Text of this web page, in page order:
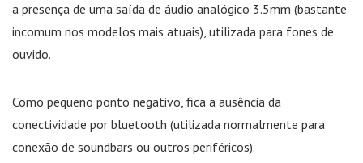
a presença de uma saída de áudio analógico 3.5mm (bastante
incomum nos modelos mais atuais), utilizada para fones de
ouvido.
Como pequeno ponto negativo, fica a ausência da
conectividade por bluetooth (utilizada normalmente para
conexão de soundbars ou outros periféricos).